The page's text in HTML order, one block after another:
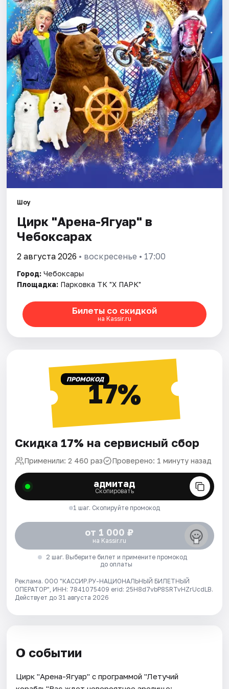
Площадки
Артисты
Рейтинги
Шоу
Цирк "Арена-Ягуар" в
Чебоксарах
2 августа 2026 • воскресенье • 17:00
Город: Чебоксары
Площадка: Парковка ТК "Х ПАРК"
Билеты со скидкой
на Kassir.ru
ПРОМОКОД17%
Скидка 17% на сервисный сбор
Применили: 2 460 раз Проверено: 1 минуту назад
адмитад
Скопировать
1 шаг. Скопируйте промокод
от 1 000 ₽
на Kassir.ru
2 шаг. Выберите билет и примените промокод
до оплаты
Реклама. ООО "КАССИР.РУ-НАЦИОНАЛЬНЫЙ БИЛЕТНЫЙ
ОПЕРАТОР", ИНН: 7841075409 erid: 25H8d7vbP8SRTvHZrUcdLB.
Действует до 31 августа 2026
О событии
Цирк "Арена-Ягуар" с программой "Летучий